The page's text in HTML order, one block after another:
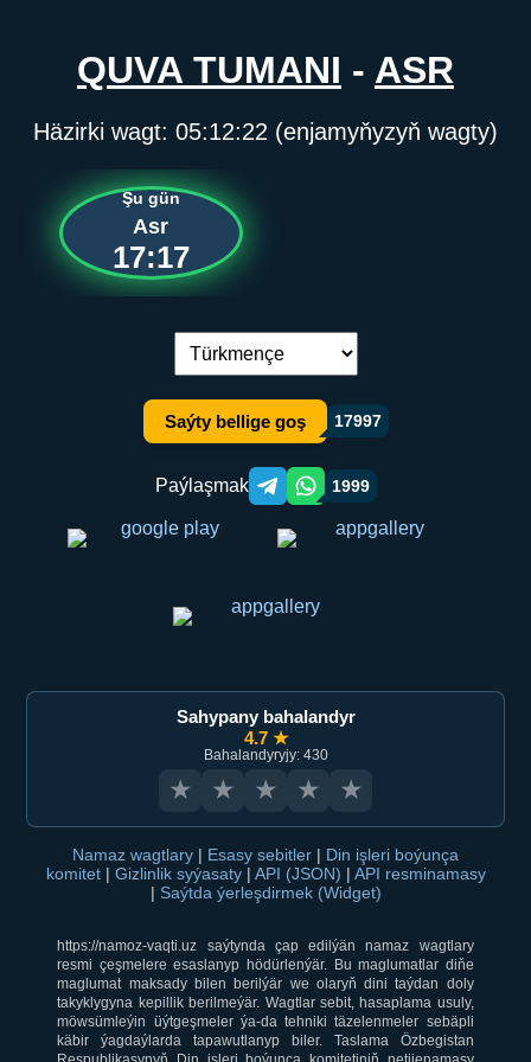
QUVA TUMANI - ASR
Häzirki wagt: 05:12:22 (enjamyňyzyň wagty)
Şu gün
Asr
17:17
Dil çalşyryş:
Saýty bellige goş 17997
Paýlaşmak Telegram orqali ulashish
WhatsApp orqali ulashish
1999
Sahypany bahalandyr
4.7 ★
Bahalandyryjy: 430
★ ★ ★ ★ ★
Namaz wagtlary | Esasy sebitler | Din işleri boýunça
komitet | Gizlinlik syýasaty | API (JSON) | API resminamasy
| Saýtda ýerleşdirmek (Widget)
https://namoz-vaqti.uz saýtynda çap edilýän namaz wagtlary
resmi çeşmelere esaslanyp hödürlenýär. Bu maglumatlar diňe
maglumat maksady bilen berilýär we olaryň dini taýdan doly
takyklygyna kepillik berilmeýär. Wagtlar sebit, hasaplama usuly,
möwsümleýin üýtgeşmeler ýa-da tehniki täzelenmeler sebäpli
käbir ýagdaýlarda tapawutlanyp biler. Taslama Özbegistan